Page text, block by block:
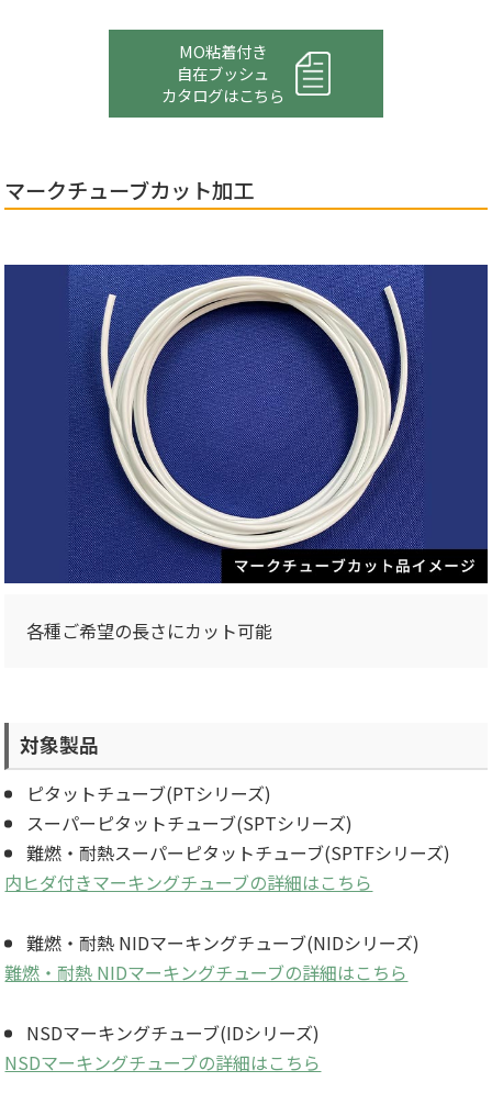
MO粘着付き
自在ブッシュ
カタログはこちら
マークチューブカット加工
各種ご希望の長さにカット可能
対象製品
ピタットチューブ(PTシリーズ)
スーパーピタットチューブ(SPTシリーズ)
難燃・耐熱スーパーピタットチューブ(SPTFシリーズ)
内ヒダ付きマーキングチューブの詳細はこちら
難燃・耐熱 NIDマーキングチューブ(NIDシリーズ)
難燃・耐熱 NIDマーキングチューブの詳細はこちら
NSDマーキングチューブ(IDシリーズ)
NSDマーキングチューブの詳細はこちら